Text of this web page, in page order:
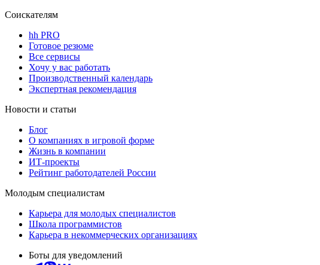
Соискателям
hh PRO
Готовое резюме
Все сервисы
Хочу у вас работать
Производственный календарь
Экспертная рекомендация
Новости и статьи
Блог
О компаниях в игровой форме
Жизнь в компании
ИТ-проекты
Рейтинг работодателей России
Молодым специалистам
Карьера для молодых специалистов
Школа программистов
Карьера в некоммерческих организациях
Боты для уведомлений